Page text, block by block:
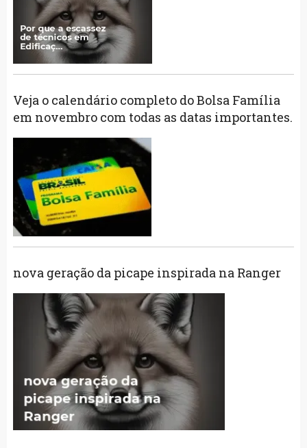
Veja o calendário completo do Bolsa Família
em novembro com todas as datas importantes.
nova geração da picape inspirada na Ranger